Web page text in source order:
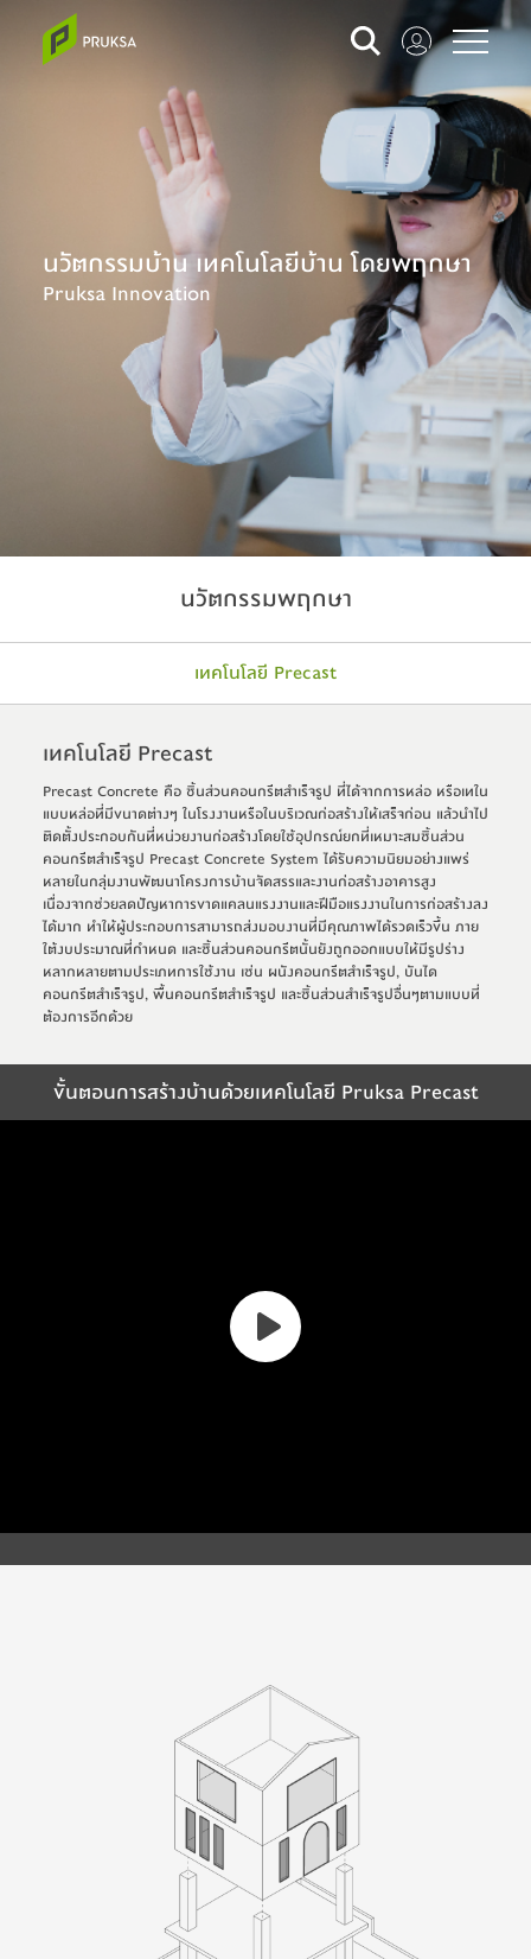
นวัตกรรมบ้าน เทคโนโลยีบ้าน โดยพฤกษา
Pruksa Innovation
นวัตกรรมพฤกษา
เทคโนโลยี Precast
เทคโนโลยี Precast
Precast Concrete คือ ชิ้นส่วนคอนกรีตสำเร็จรูป ที่ได้จากการหล่อ หรือเทใน
แบบหล่อที่มีขนาดต่างๆ ในโรงงานหรือในบริเวณก่อสร้างให้เสร็จก่อน แล้วนำไป
ติดตั้งประกอบกันที่หน่วยงานก่อสร้างโดยใช้อุปกรณ์ยกที่เหมาะสมชิ้นส่วน
คอนกรีตสำเร็จรูป Precast Concrete System ได้รับความนิยมอย่างแพร่
หลายในกลุ่มงานพัฒนาโครงการบ้านจัดสรรและงานก่อสร้างอาคารสูง
เนื่องจากช่วยลดปัญหาการขาดแคลนแรงงานและฝีมือแรงงานในการก่อสร้างลง
ได้มาก ทำให้ผู้ประกอบการสามารถส่งมอบงานที่มีคุณภาพได้รวดเร็วขึ้น ภาย
ใต้งบประมาณที่กำหนด และชิ้นส่วนคอนกรีตนั้นยังถูกออกแบบให้มีรูปร่าง
หลากหลายตามประเภทการใช้งาน เช่น ผนังคอนกรีตสำเร็จรูป, บันได
คอนกรีตสำเร็จรูป, พื้นคอนกรีตสำเร็จรูป และชิ้นส่วนสำเร็จรูปอื่นๆตามแบบที่
ต้องการอีกด้วย
ขั้นตอนการสร้างบ้านด้วยเทคโนโลยี Pruksa Precast